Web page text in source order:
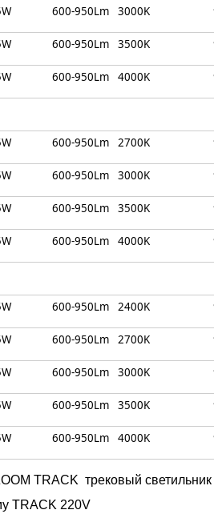
600-950Lm 3000K
600-950Lm 3500K
600-950Lm 4000K
600-950Lm 2700K
600-950Lm 3000K
600-950Lm 3500K
600-950Lm 4000K
600-950Lm 2400K
600-950Lm 2700K
600-950Lm 3000K
600-950Lm 3500K
600-950Lm 4000K
TRACK трековый
TRACK 220V